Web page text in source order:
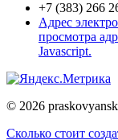
+7 (383) 266
Адрес
просмотра
Javascript.
© 2026
Сколько стоит